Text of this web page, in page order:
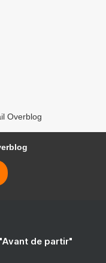
Overblog
de partir"